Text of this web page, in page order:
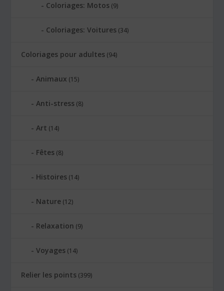
Coloriages: Motos (9)
Coloriages: Voitures (34)
Coloriages pour adultes (94)
Animaux (15)
Anti-stress (8)
Art (14)
Fêtes (8)
Histoires (14)
Nature (12)
Relaxation (9)
Voyages (14)
Relier les points (399)